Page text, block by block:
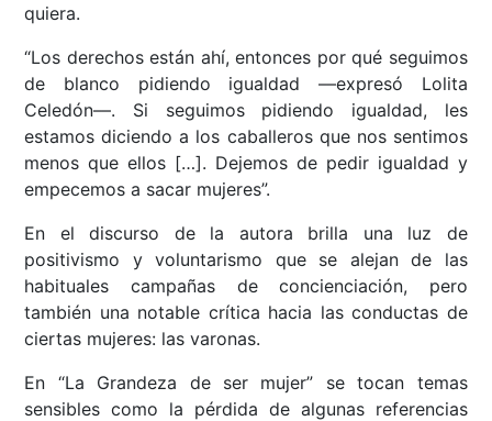
quiera.
“Los derechos están ahí, entonces por qué seguimos
de blanco pidiendo igualdad ––expresó Lolita
Celedón––. Si seguimos pidiendo igualdad, les
estamos diciendo a los caballeros que nos sentimos
menos que ellos […]. Dejemos de pedir igualdad y
empecemos a sacar mujeres”.
En el discurso de la autora brilla una luz de
positivismo y voluntarismo que se alejan de las
habituales campañas de concienciación, pero
también una notable crítica hacia las conductas de
ciertas mujeres: las varonas.
En “La Grandeza de ser mujer” se tocan temas
sensibles como la pérdida de algunas referencias